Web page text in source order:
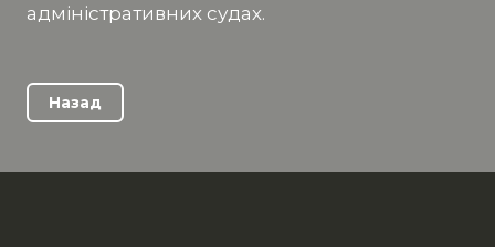
адміністративних судах.
Назад